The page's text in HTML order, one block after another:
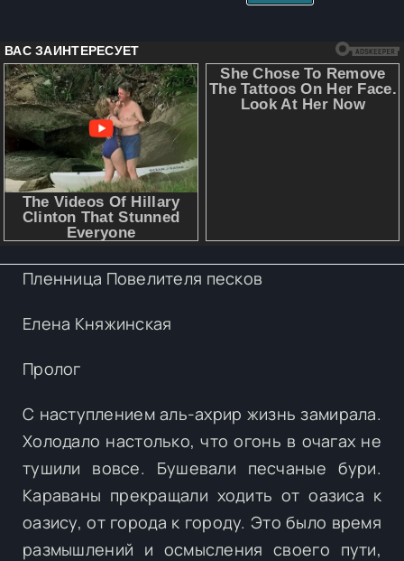
Пленница Повелителя песков
Елена Княжинская
Пролог
С наступлением аль-ахрир жизнь замирала.
Холодало настолько, что огонь в очагах не
тушили вовсе. Бушевали песчаные бури.
Караваны прекращали ходить от оазиса к
оазису, от города к городу. Это было время
размышлений и осмысления своего пути,